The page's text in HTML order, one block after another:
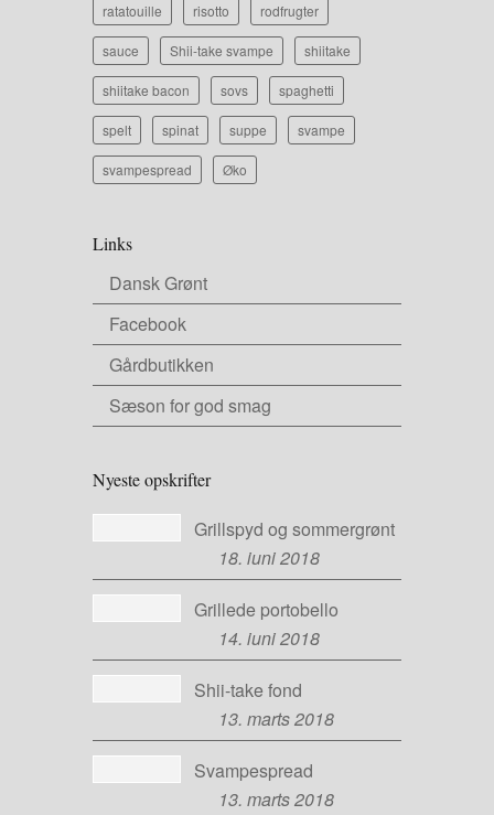
ratatouille risotto rodfrugter
sauce Shii-take svampe shiitake
shiitake bacon sovs spaghetti
spelt spinat suppe svampe
svampespread Øko
Links
Dansk Grønt
Facebook
Gårdbutikken
Sæson for god smag
Nyeste opskrifter
Grillspyd og sommergrønt
18. juni 2018
Grillede portobello
14. juni 2018
Shii-take fond
13. marts 2018
Svampespread
13. marts 2018